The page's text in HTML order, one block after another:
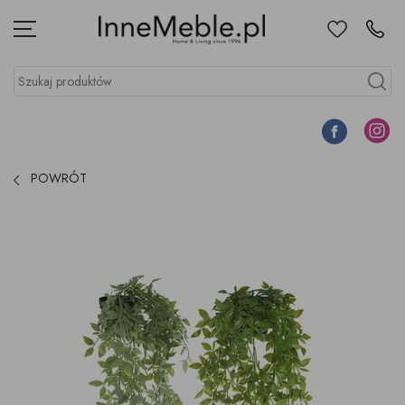
Menu UlubioneKontakt
Szukaj produktów
Szukaj
Facebook
POWRÓT